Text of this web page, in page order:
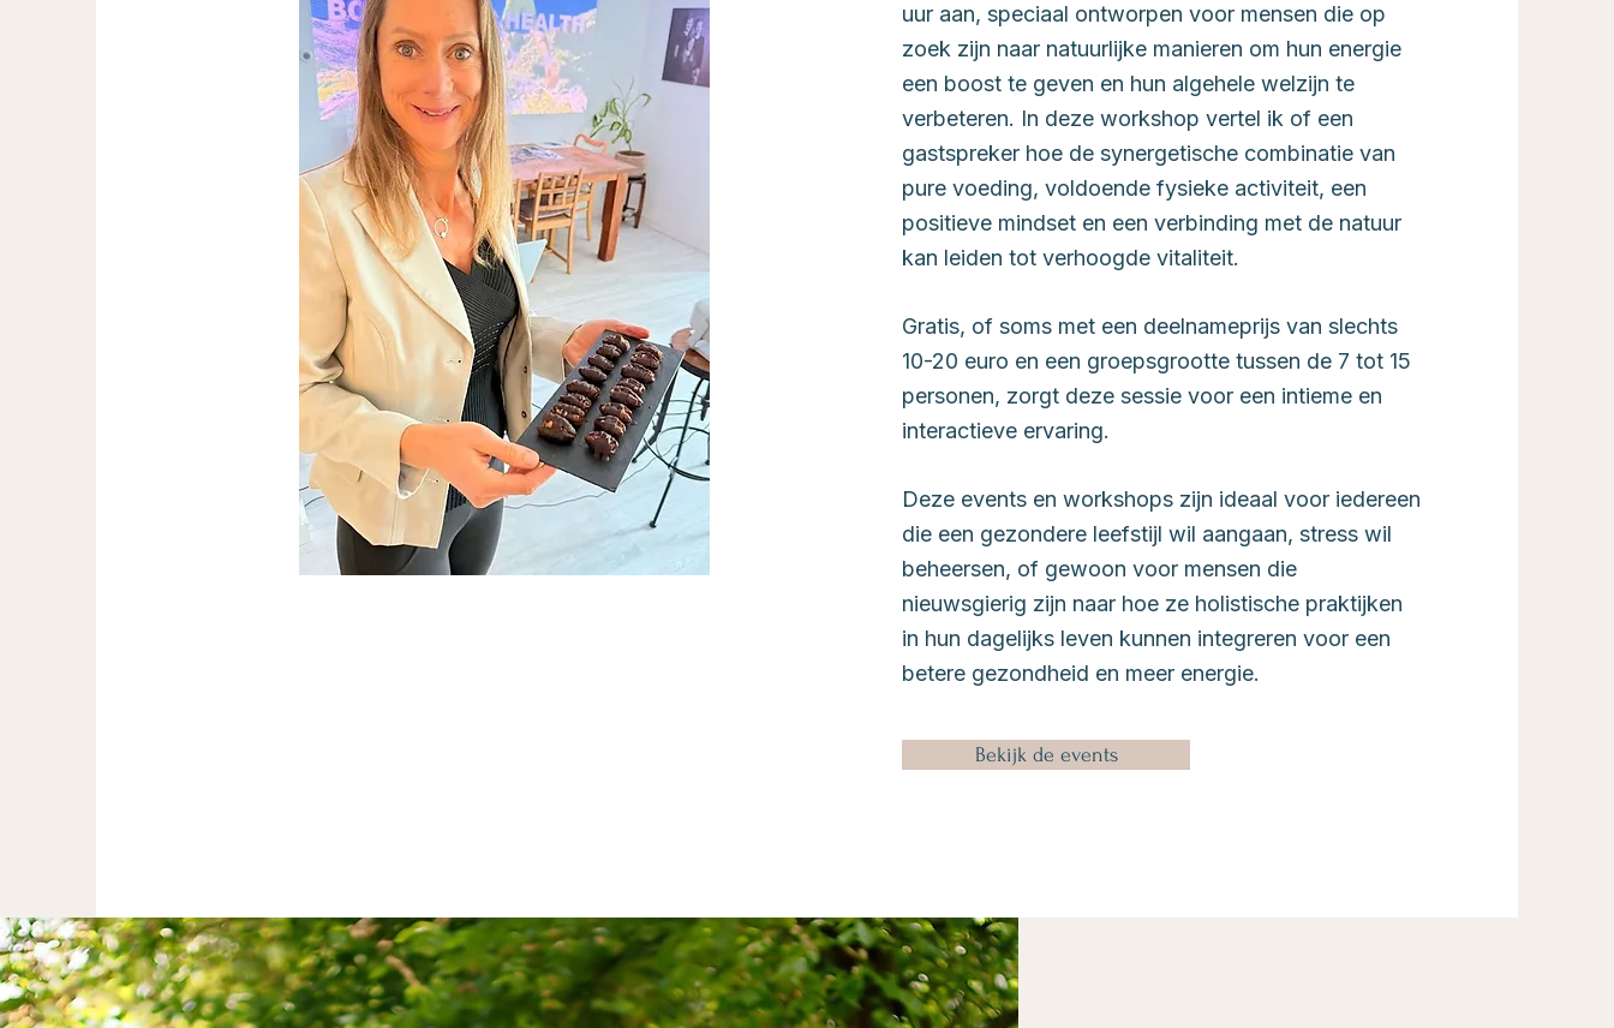
uur aan, speciaal ontworpen voor mensen die op
zoek zijn naar natuurlijke manieren om hun energie
een boost te geven en hun algehele welzijn te
verbeteren. In deze workshop vertel ik of een
gastspreker hoe de synergetische combinatie van
pure voeding, voldoende fysieke activiteit, een
positieve mindset en een verbinding met de natuur
kan leiden tot verhoogde vitaliteit.
Gratis, of soms met een deelnameprijs van slechts
10-20 euro en een groepsgrootte tussen de 7 tot 15
personen, zorgt deze sessie voor een intieme en
interactieve ervaring.
Deze events en workshops zijn ideaal voor iedereen
die een gezondere leefstijl wil aangaan, stress wil
beheersen, of gewoon voor mensen die
nieuwsgierig zijn naar hoe ze holistische praktijken
in hun dagelijks leven kunnen integreren voor een
betere gezondheid en meer energie.
Bekijk de events